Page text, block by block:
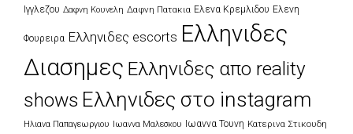
Ιγγλεζου Δαφνη Κουνελη Δαφνη Πατακια Ελενα Κρεμλιδου Ελενη
Φουρειρα Ελληνιδες escorts Ελληνιδες
Διασημες Ελληνιδες απο reality
shows Ελληνιδες στο instagram
Ηλιανα Παπαγεωργιου Ιωαννα Μαλεσκου Ιωαννα Τουνη Κατερινα Στικουδη